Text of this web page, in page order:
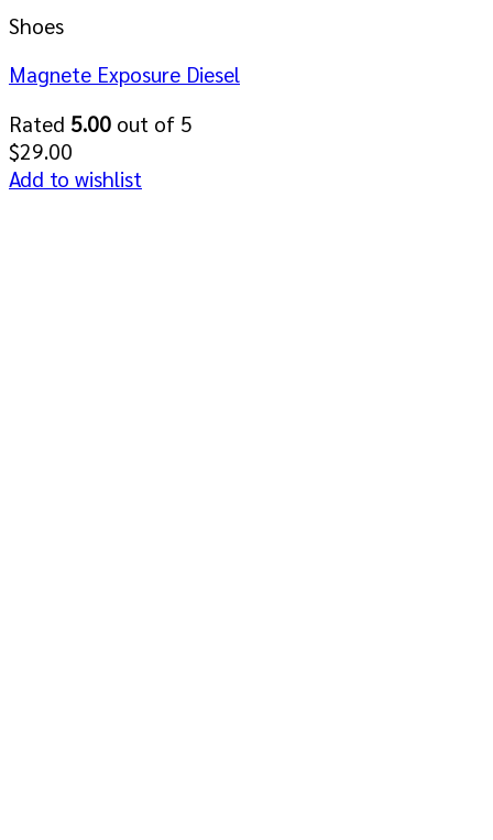
Shoes
Magnete Exposure Diesel
Rated 5.00 out of 5
$29.00
Add to wishlist